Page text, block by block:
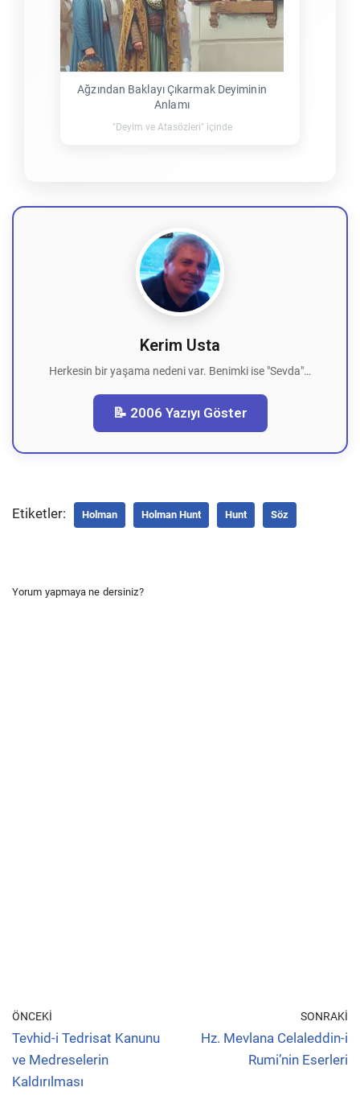
Ağzından Baklayı Çıkarmak Deyiminin
Anlamı
"Deyim ve Atasözleri" içinde
Kerim Usta
Herkesin bir yaşama nedeni var. Benimki ise "Sevda"…
📝 2006 Yazıyı Göster
Etiketler: Holman Holman Hunt Hunt Söz
Yorum yapmaya ne dersiniz?
ÖNCEKI
Tevhid-i Tedrisat Kanunu
ve Medreselerin
Kaldırılması
SONRAKI
Hz. Mevlana Celaleddin-i
Rumi’nin Eserleri